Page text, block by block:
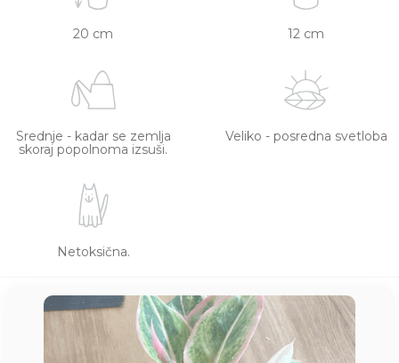
20 cm 12 cm
Srednje - kadar se zemlja
skoraj popolnoma izsuši.
Veliko - posredna svetloba
Netoksična.